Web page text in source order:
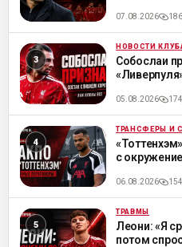
07.08.2026 186
ML НОВОСТИ
Собослаи
05.08.2026 174
ML ТРАНСФЕРЫ И
с
06.08.2026 154
ML ТРАВМЫ
Леони: «Я
потом